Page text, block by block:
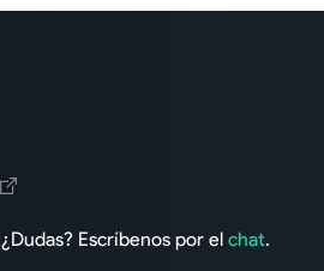
¿Dudas? Escríbenos por el chat.